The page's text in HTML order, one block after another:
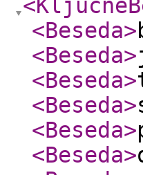
<Beseda>
<Beseda>
<Beseda>
<Beseda>
<Beseda>
<Beseda>